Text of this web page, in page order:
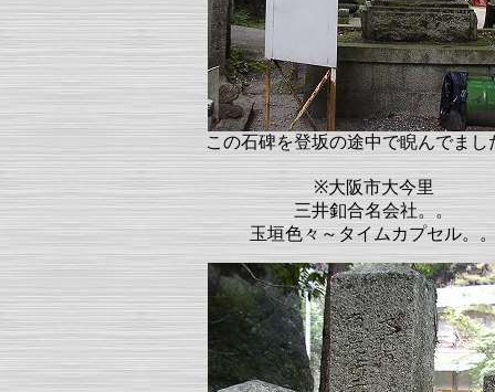
この石碑を登坂の途中で睨んでまし
※大阪市大今里
三井釦合名会社。。
玉垣色々～タイムカプセル。